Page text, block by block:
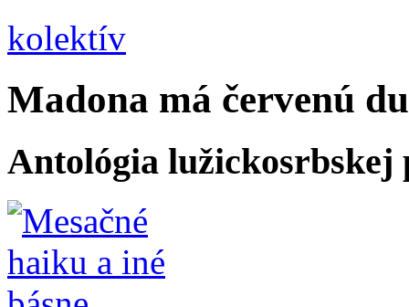
kolektív
Madona má červenú
Antológia lužickosrbskej